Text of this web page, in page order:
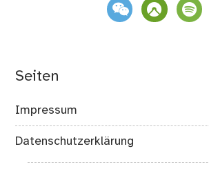
weixin komootspotify
Seiten
Impressum
Datenschutzerklärung